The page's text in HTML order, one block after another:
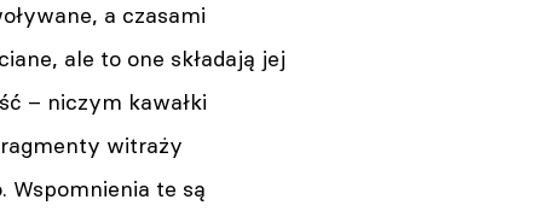
a czasami
ale to one składają jej
– niczym kawałki
witraży
Wspomnienia te są